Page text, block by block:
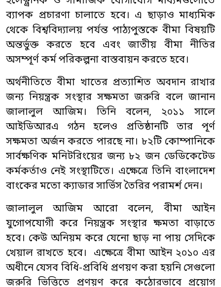
ব্যাপক প্রচারণা চালাতে হবে। এ ছাড়াও মাধ্যমিক
থেকে বিশ্ববিদ্যালয় পর্যন্ত পাঠ্যপুস্তকে বীমা বিষয়টি
অন্তর্ভুক্ত করতে হবে এবং জাতীয় বীমা নীতির
অসম্পূর্ণ কর্ম পরিকল্পনা বাস্তবায়ন করতে হবে।
অর্থনীতিতে বীমা খাতের প্রত্যাশিত অবদান রাখার
জন্য নিয়ন্ত্রক সংস্থার সক্ষমতা জরুরি বলে জানান
জালালুল আজিম। তিনি বলেন, ২০১১ সালে
আইডিআরএ গঠন হলেও প্রতিষ্ঠানটি তার পূর্ণ
সক্ষমতা অর্জন করতে পারছে না। ৮২টি কোম্পানিকে
সার্বক্ষণিক মনিটরিংয়ের জন্য ৮২ জন ডেডিকেটেড
কর্মকর্তাও নেই সংস্থাটিতে। এক্ষেত্রে তিনি বাংলাদেশ
বাংকের মতো ক্যাডার সার্ভিস তৈরির পরামর্শ দেন।
জালালুল আজিম আরো বলেন, বীমা আইন
যুগোপযোগী করে নিয়ন্ত্রক সংস্থার ক্ষমতা বাড়াতে
হবে। কেউ অনিয়ম করে যেনো ছাড় না পায় সেদিকে
খেয়াল রাখতে হবে। এক্ষেত্রে বীমা আইন ২০১০ এর
অধীনে যেসব বিধি-প্রবিধি প্রণয়ণ করা হয়নি সেগুলো
জরুরি ভিত্তিতে প্রণয়ণ করে কঠোরভাবে প্রয়োগ